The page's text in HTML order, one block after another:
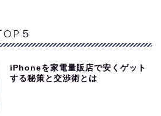
５
iPhoneを家電量販店で安くゲット
する秘策と交渉術とは